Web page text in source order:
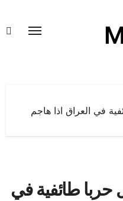
في العراق اذا هاجم
طائفية في